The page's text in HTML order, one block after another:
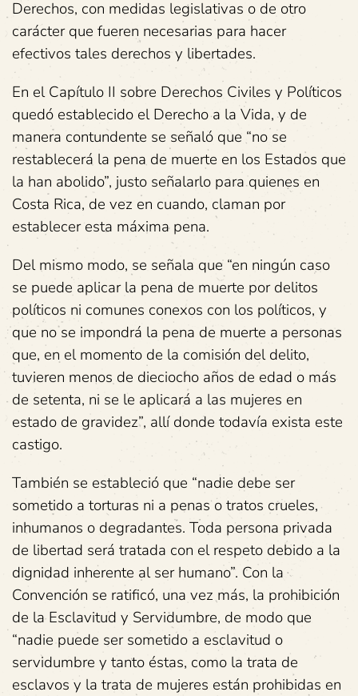
Derechos, con medidas legislativas o de otro
carácter que fueren necesarias para hacer
efectivos tales derechos y libertades.
En el Capítulo II sobre Derechos Civiles y Políticos
quedó establecido el Derecho a la Vida, y de
manera contundente se señaló que “no se
restablecerá la pena de muerte en los Estados que
la han abolido”, justo señalarlo para quienes en
Costa Rica, de vez en cuando, claman por
establecer esta máxima pena.
Del mismo modo, se señala que “en ningún caso
se puede aplicar la pena de muerte por delitos
políticos ni comunes conexos con los políticos, y
que no se impondrá la pena de muerte a personas
que, en el momento de la comisión del delito,
tuvieren menos de dieciocho años de edad o más
de setenta, ni se le aplicará a las mujeres en
estado de gravidez”, allí donde todavía exista este
castigo.
También se estableció que “nadie debe ser
sometido a torturas ni a penas o tratos crueles,
inhumanos o degradantes. Toda persona privada
de libertad será tratada con el respeto debido a la
dignidad inherente al ser humano”. Con la
Convención se ratificó, una vez más, la prohibición
de la Esclavitud y Servidumbre, de modo que
“nadie puede ser sometido a esclavitud o
servidumbre y tanto éstas, como la trata de
esclavos y la trata de mujeres están prohibidas en